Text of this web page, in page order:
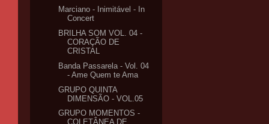
Marciano - Inimitável - In
Concert
BRILHA SOM VOL. 04 -
CORAÇÃO DE
CRISTAL
Banda Passarela - Vol. 04
- Ame Quem te Ama
GRUPO QUINTA
DIMENSÃO - VOL.05
GRUPO MOMENTOS -
COLETÂNEA DE